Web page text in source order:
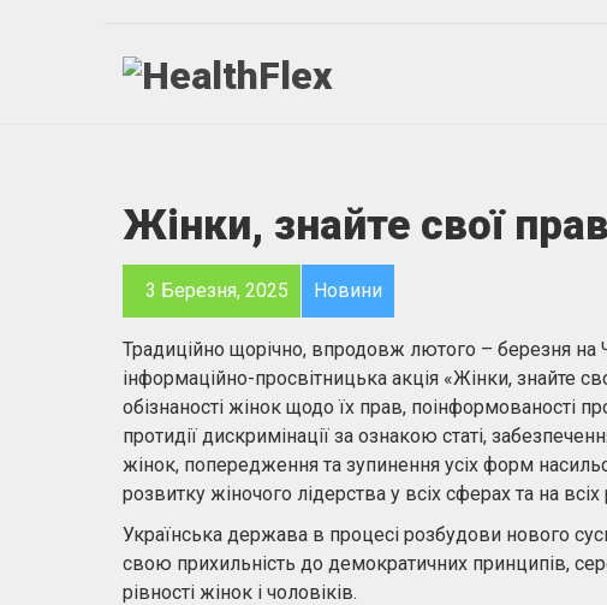
Жінки, знайте свої
3 Березня, 2025 Новини
Традиційно щорічно, впродовж лютого – березня на
інформаційно-просвітницька акція «Жінки, знайте
обізнаності жінок щодо їх прав, поінформованості
протидії дискримінації за ознакою статі,
жінок, попередження та зупинення усіх форм
розвитку жіночого лідерства у всіх сферах та на всіх
Українська держава в процесі розбудови нового
свою прихильність до демократичних принципів,
рівності жінок і чоловіків.